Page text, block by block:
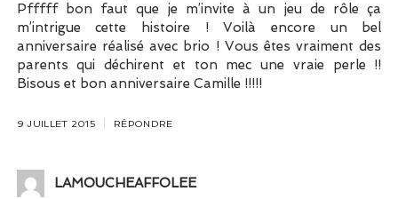
Pfffff bon faut que je m’invite à un jeu de rôle ça
m’intrigue cette histoire ! Voilà encore un bel
anniversaire réalisé avec brio ! Vous êtes vraiment des
parents qui déchirent et ton mec une vraie perle !!
Bisous et bon anniversaire Camille !!!!!
9 JUILLET 2015 RÉPONDRE
LAMOUCHEAFFOLEE